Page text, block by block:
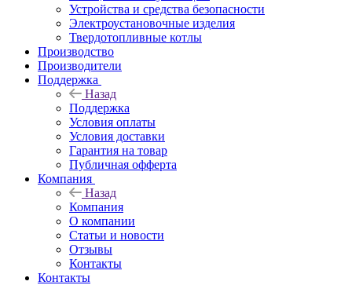
Устройства и средства безопасности
Электроустановочные изделия
Твердотопливные котлы
Производство
Производители
Поддержка
Назад
Поддержка
Условия оплаты
Условия доставки
Гарантия на товар
Публичная офферта
Компания
Назад
Компания
О компании
Статьи и новости
Отзывы
Контакты
Контакты